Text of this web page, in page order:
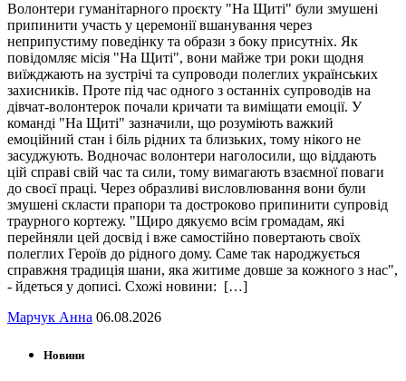
Волонтери гуманітарного проєкту "На Щиті" були змушені
припинити участь у церемонії вшанування через
неприпустиму поведінку та образи з боку присутніх. Як
повідомляє місія "На Щиті", вони майже три роки щодня
виїжджають на зустрічі та супроводи полеглих українських
захисників. Проте під час одного з останніх супроводів на
дівчат-волонтерок почали кричати та виміщати емоції. У
команді "На Щиті" зазначили, що розуміють важкий
емоційний стан і біль рідних та близьких, тому нікого не
засуджують. Водночас волонтери наголосили, що віддають
цій справі свій час та сили, тому вимагають взаємної поваги
до своєї праці. Через образливі висловлювання вони були
змушені скласти прапори та достроково припинити супровід
траурного кортежу. "Щиро дякуємо всім громадам, які
перейняли цей досвід і вже самостійно повертають своїх
полеглих Героїв до рідного дому. Саме так народжується
справжня традиція шани, яка житиме довше за кожного з нас",
- йдеться у дописі. Схожі новини: […]
Марчук Анна 06.08.2026
Новини